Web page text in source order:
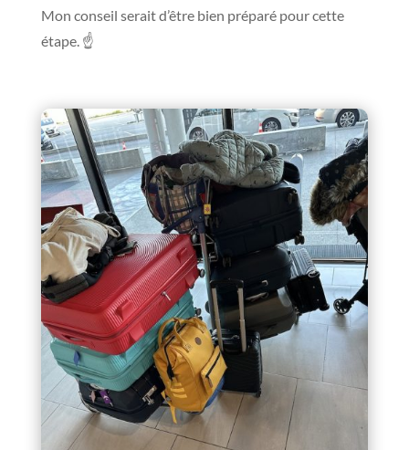
Mon conseil serait d’être bien préparé pour cette
étape. ☝️